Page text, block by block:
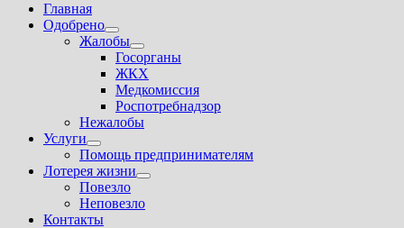
Главная
Одобрено
Показать
подменю
Жалобы
Показать
подменю
Госорганы
ЖКХ
Медкомиссия
Роспотребнадзор
Нежалобы
Услуги
Показать
подменю
Помощь предпринимателям
Лотерея жизни
Показать
Повезло
Неповезло
Контакты